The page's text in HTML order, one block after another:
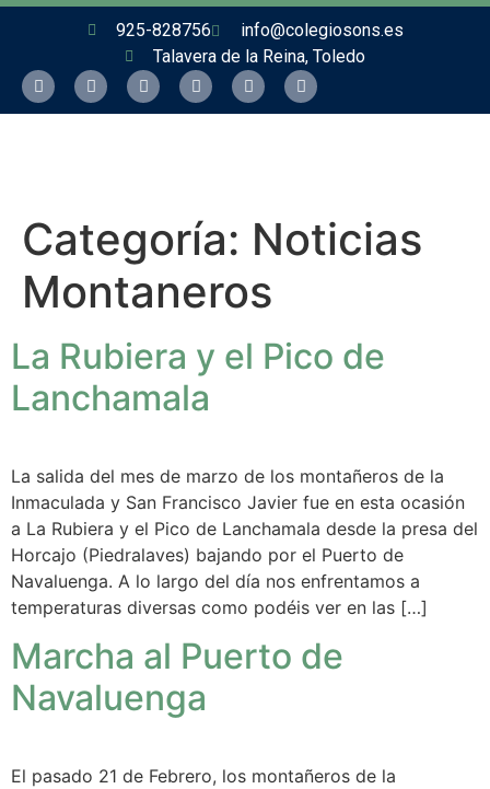
925-828756
info@colegiosons.es
Talavera de la Reina, Toledo
Categoría: Noticias
Montaneros
La Rubiera y el Pico de
Lanchamala
La salida del mes de marzo de los montañeros de la
Inmaculada y San Francisco Javier fue en esta ocasión
a La Rubiera y el Pico de Lanchamala desde la presa del
Horcajo (Piedralaves) bajando por el Puerto de
Navaluenga. A lo largo del día nos enfrentamos a
temperaturas diversas como podéis ver en las […]
Marcha al Puerto de
Navaluenga
El pasado 21 de Febrero, los montañeros de la